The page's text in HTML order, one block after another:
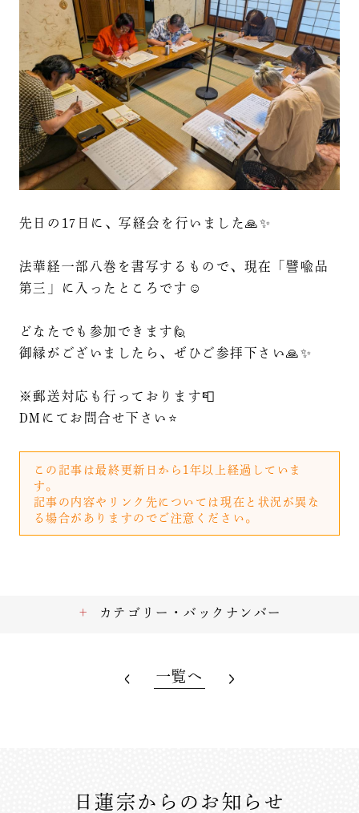
先日の17日に、写経会を行いました🙏✨⠀
法華経一部八巻を書写するもので、現在「譬喩品
第三」に入ったところです☺️⠀
どなたでも参加できます🙋⠀
御縁がございましたら、ぜひご参拝下さい🙏✨⠀
※郵送対応も行っております📮⠀
DMにてお問合せ下さい⭐⠀
この記事は最終更新日から1年以上経過していま
す。
記事の内容やリンク先については現在と状況が異な
る場合がありますのでご注意ください。
カテゴリー・バックナンバー
一覧へ
日蓮宗からのお知らせ